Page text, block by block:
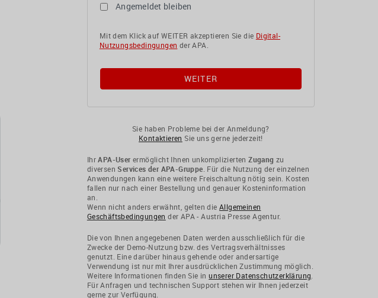
Angemeldet bleiben
Mit dem Klick auf WEITER akzeptieren Sie die Digital-
Nutzungsbedingungen der APA.
Sie haben Probleme bei der Anmeldung?
Kontaktieren Sie uns gerne jederzeit!
IhrAPA-User ermöglicht Ihnen unkompliziertenZugang zu
diversen Services der APA-Gruppe . Für die Nutzung der einzelnen
Anwendungen kann eine weitere Freischaltung nötig sein. Kosten
fallen nur nach einer Bestellung und genauer Kosteninformation
an.
Wenn nicht anders erwähnt, gelten dieAllgemeinen
Geschäftsbedingungen der APA - Austria Presse Agentur.
Die von Ihnen angegebenen Daten werden ausschließlich für die
Zwecke der Demo-Nutzung bzw. des Vertragsverhältnisses
genutzt. Eine darüber hinaus gehende oder andersartige
Verwendung ist nur mit Ihrer ausdrücklichen Zustimmung möglich.
Weitere Informationen finden Sie inunserer Datenschutzerklärung
Für Anfragen und technischen Support stehen wir Ihnen jederzeit
gerne zur Verfügung.